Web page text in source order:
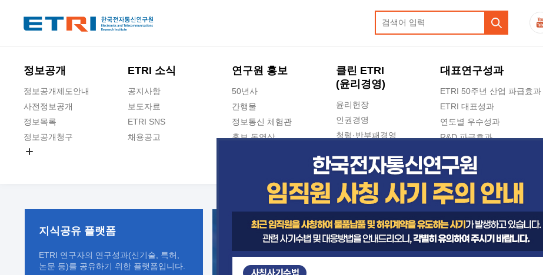
정보공개
정보공개제도안내
사전정보공개
정보목록
정보공개청구
ETRI 소식
공지사항
보도자료
ETRI SNS
채용공고
연구원 홍보
50년사
간행물
정보통신 체험관
홍보 동영상
클린 ETRI
(윤리경영)
윤리헌장
인권경영
청렴·반부패경영
청렴포털 신고
수의계약 현황
부패징계 현황
감사결과공개
대표연구성과
ETRI 50주년 산업 파급효과
ETRI 대표성과
연도별 우수성과
R&D 파급효과
지식공유플랫폼
지식공유 플랫폼
ETRI 연구자의 연구성과(신기술, 특허,
논문 등)를 공유하기 위한 플랫폼입니다.